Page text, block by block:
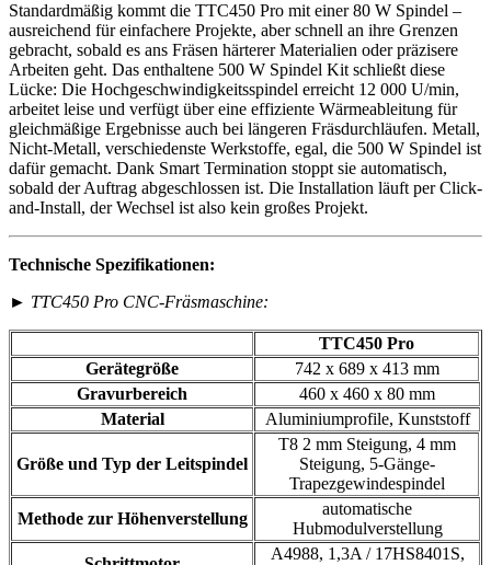
Standardmäßig kommt die TTC450 Pro mit einer 80 W Spindel –
ausreichend für einfachere Projekte, aber schnell an ihre Grenzen
gebracht, sobald es ans Fräsen härterer Materialien oder präzisere
Arbeiten geht. Das enthaltene 500 W Spindel Kit schließt diese
Lücke: Die Hochgeschwindigkeitsspindel erreicht 12 000 U/min,
arbeitet leise und verfügt über eine effiziente Wärmeableitung für
gleichmäßige Ergebnisse auch bei längeren Fräsdurchläufen. Metall,
Nicht-Metall, verschiedenste Werkstoffe, egal, die 500 W Spindel ist
dafür gemacht. Dank Smart Termination stoppt sie automatisch,
sobald der Auftrag abgeschlossen ist. Die Installation läuft per Click-
and-Install, der Wechsel ist also kein großes Projekt.
Technische Spezifikationen:
► TTC450 Pro CNC-Fräsmaschine:
TTC450 Pro
Gerätegröße
742 x 689 x 413 mm
Gravurbereich
460 x 460 x 80 mm
Material
Aluminiumprofile, Kunststoff
Größe und Typ der Leitspindel
T8 2 mm Steigung, 4 mm
Steigung, 5-Gänge-
Trapezgewindespindel
Methode zur Höhenverstellung
automatische
Hubmodulverstellung
A4988, 1,3A / 17HS8401S,